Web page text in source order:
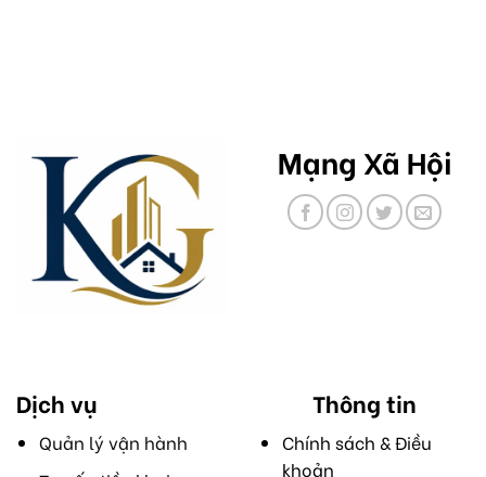
Mạng Xã Hội
Dịch vụ
Quản lý vận hành
Thông tin
Chính sách & Điều
khoản